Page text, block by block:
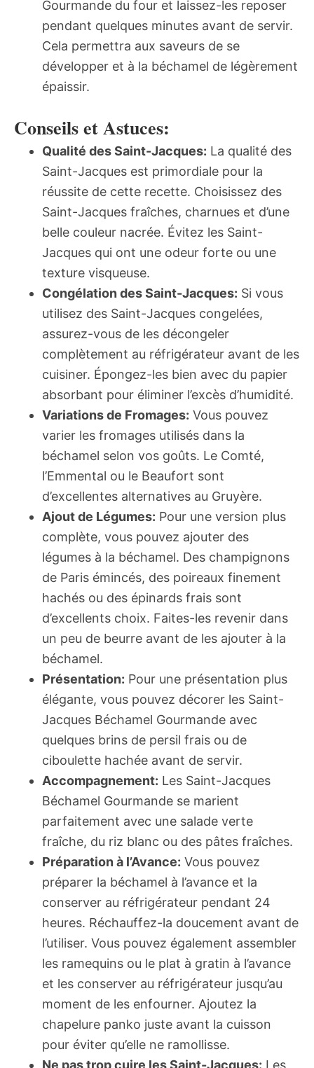
Gourmande du four et laissez-les reposer
pendant quelques minutes avant de servir.
Cela permettra aux saveurs de se
développer et à la béchamel de légèrement
épaissir.
Conseils et Astuces:
Qualité des Saint-Jacques: La qualité des
Saint-Jacques est primordiale pour la
réussite de cette recette. Choisissez des
Saint-Jacques fraîches, charnues et d’une
belle couleur nacrée. Évitez les Saint-
Jacques qui ont une odeur forte ou une
texture visqueuse.
Congélation des Saint-Jacques: Si vous
utilisez des Saint-Jacques congelées,
assurez-vous de les décongeler
complètement au réfrigérateur avant de les
cuisiner. Épongez-les bien avec du papier
absorbant pour éliminer l’excès d’humidité.
Variations de Fromages: Vous pouvez
varier les fromages utilisés dans la
béchamel selon vos goûts. Le Comté,
l’Emmental ou le Beaufort sont
d’excellentes alternatives au Gruyère.
Ajout de Légumes: Pour une version plus
complète, vous pouvez ajouter des
légumes à la béchamel. Des champignons
de Paris émincés, des poireaux finement
hachés ou des épinards frais sont
d’excellents choix. Faites-les revenir dans
un peu de beurre avant de les ajouter à la
béchamel.
Présentation: Pour une présentation plus
élégante, vous pouvez décorer les Saint-
Jacques Béchamel Gourmande avec
quelques brins de persil frais ou de
ciboulette hachée avant de servir.
Accompagnement: Les Saint-Jacques
Béchamel Gourmande se marient
parfaitement avec une salade verte
fraîche, du riz blanc ou des pâtes fraîches.
Préparation à l’Avance: Vous pouvez
préparer la béchamel à l’avance et la
conserver au réfrigérateur pendant 24
heures. Réchauffez-la doucement avant de
l’utiliser. Vous pouvez également assembler
les ramequins ou le plat à gratin à l’avance
et les conserver au réfrigérateur jusqu’au
moment de les enfourner. Ajoutez la
chapelure panko juste avant la cuisson
pour éviter qu’elle ne ramollisse.
Ne pas trop cuire les Saint-Jacques: Les